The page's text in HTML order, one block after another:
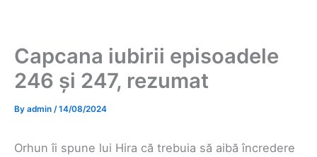
Capcana iubirii episoadele
246 și 247, rezumat
By admin /14/08/2024
Orhun îi spune lui Hira că trebuia să aibă încredere